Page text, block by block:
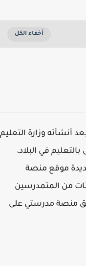
وزارة التعليم
في البلاد،
موقع منصة
من المتمدرسين
مدرستي على